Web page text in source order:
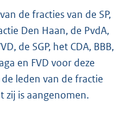
de fracties van de SP,
Den Haan, de PvdA,
de SGP, het CDA, BBB,
en FVD voor deze
leden van de fractie
zij is aangenomen.